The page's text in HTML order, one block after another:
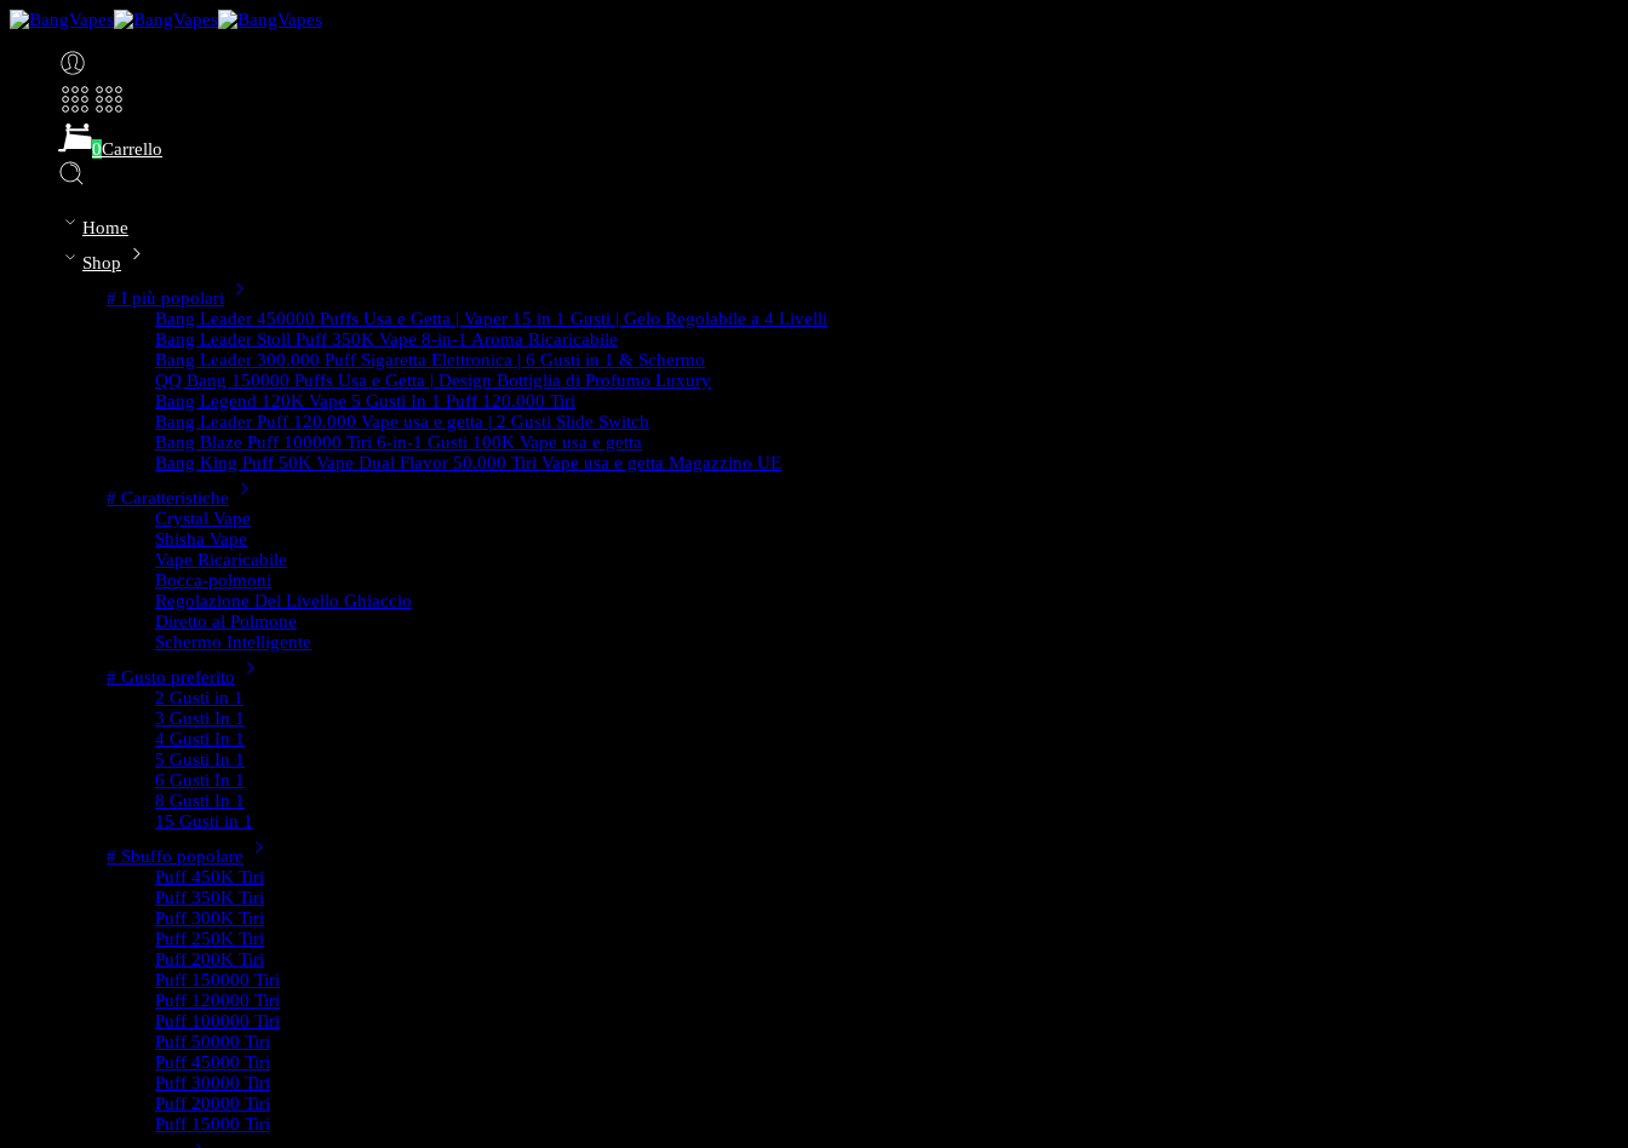
0Carrello
Home
Shop
# I più popolari
Bang Leader 450000 Puffs Usa e Getta | Vaper 15 in 1 Gusti | Gelo Regolabile a 4 Livelli
Bang Leader Stoll Puff 350K Vape 8-in-1 Aroma Ricaricabile
Bang Leader 300.000 Puff Sigaretta Elettronica | 6 Gusti in 1 & Schermo
QQ Bang 150000 Puffs Usa e Getta | Design Bottiglia di Profumo Luxury
Bang Legend 120K Vape 5 Gusti In 1 Puff 120.000 Tiri
Bang Leader Puff 120.000 Vape usa e getta | 2 Gusti Slide Switch
Bang Blaze Puff 100000 Tiri 6-in-1 Gusti 100K Vape usa e getta
Bang King Puff 50K Vape Dual Flavor 50.000 Tiri Vape usa e getta Magazzino UE
# Caratteristiche
Crystal Vape
Shisha Vape
Vape Ricaricabile
Bocca-polmoni
Regolazione Del Livello Ghiaccio
Diretto al Polmone
Schermo Intelligente
# Gusto preferito
2 Gusti in 1
3 Gusti In 1
4 Gusti In 1
5 Gusti In 1
6 Gusti In 1
8 Gusti In 1
15 Gusti in 1
# Sbuffo popolare
Puff 450K Tiri
Puff 350K Tiri
Puff 300K Tiri
Puff 250K Tiri
Puff 200K Tiri
Puff 150000 Tiri
Puff 120000 Tiri
Puff 100000 Tiri
Puff 50000 Tiri
Puff 45000 Tiri
Puff 30000 Tiri
Puff 20000 Tiri
Puff 15000 Tiri